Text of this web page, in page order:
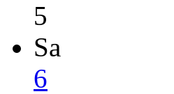
5
Sa
6